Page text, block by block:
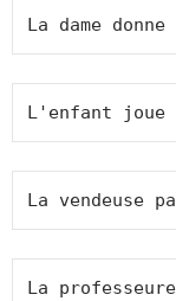
La dame
L'enfant joue
La vendeuse
La